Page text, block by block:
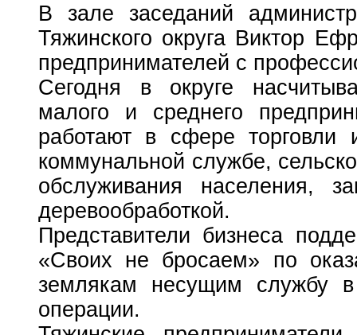
В зале заседаний
Тяжинского округа Виктор
предпринимателей с
Сегодня в округе
малого и среднего
работают в сфере торговли
коммунальной службе,
обслуживания населения,
деревообработкой.
Представители бизнеса
«Своих не бросаем» по
землякам несущим службу
операции.